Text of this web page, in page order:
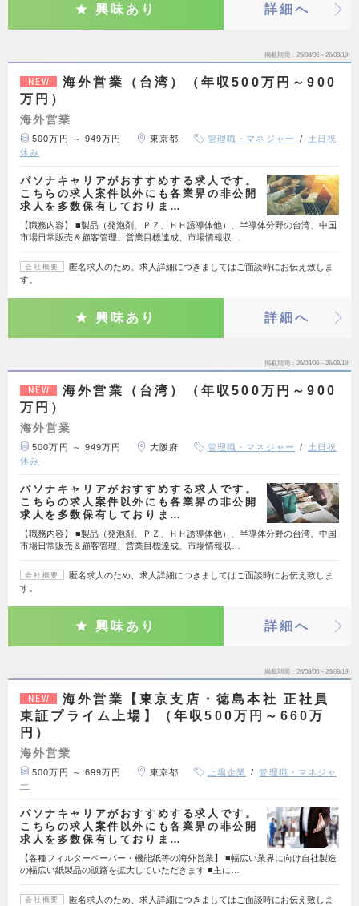
興味あり 詳細へ
掲載期間 26/08/06～26/08/19
NEW
海外営業（台湾）（年収500万円～900
万円）
海外営業
500万円 ～ 949万円 東京都 管理職・マネジャー
土日祝
休み
パソナキャリアがおすすめする求人です。
こちらの求人案件以外にも各業界の非公開
求人を多数保有しておりま…
【職務内容】 ■製品（発泡剤、ＰＺ、ＨＨ誘導体他）、半導体分野の台湾、中国
市場日常販売＆顧客管理、営業目標達成、市場情報収…
会社概要
匿名求人のため、求人詳細につきましてはご面談時にお伝え致しま
す。
興味あり 詳細へ
掲載期間 26/08/06～26/08/19
NEW
海外営業（台湾）（年収500万円～900
万円）
海外営業
500万円 ～ 949万円 大阪府 管理職・マネジャー
土日祝
休み
パソナキャリアがおすすめする求人です。
こちらの求人案件以外にも各業界の非公開
求人を多数保有しておりま…
【職務内容】 ■製品（発泡剤、ＰＺ、ＨＨ誘導体他）、半導体分野の台湾、中国
市場日常販売＆顧客管理、営業目標達成、市場情報収…
会社概要
匿名求人のため、求人詳細につきましてはご面談時にお伝え致しま
す。
興味あり 詳細へ
掲載期間 26/08/06～26/08/19
NEW
海外営業【東京支店・徳島本社 正社員
東証プライム上場】（年収500万円～660万
円）
海外営業
500万円 ～ 699万円 東京都 上場企業
管理職・マネジャ
ー
パソナキャリアがおすすめする求人です。
こちらの求人案件以外にも各業界の非公開
求人を多数保有しておりま…
【各種フィルターペーパー・機能紙等の海外営業】 ■幅広い業界に向け自社製造
の幅広い紙製品の販路を拡大していただきます ■主に…
会社概要
匿名求人のため、求人詳細につきましてはご面談時にお伝え致しま